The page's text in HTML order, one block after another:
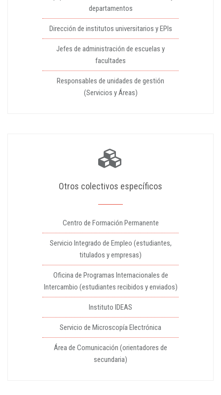
departamentos
Dirección de institutos universitarios y EPIs
Jefes de administración de escuelas y
facultades
Responsables de unidades de gestión
(Servicios y Áreas)
Otros colectivos específicos
Centro de Formación Permanente
Servicio Integrado de Empleo (estudiantes,
titulados y empresas)
Oficina de Programas Internacionales de
Intercambio (estudiantes recibidos y enviados)
Instituto IDEAS
Servicio de Microscopía Electrónica
Área de Comunicación (orientadores de
secundaria)